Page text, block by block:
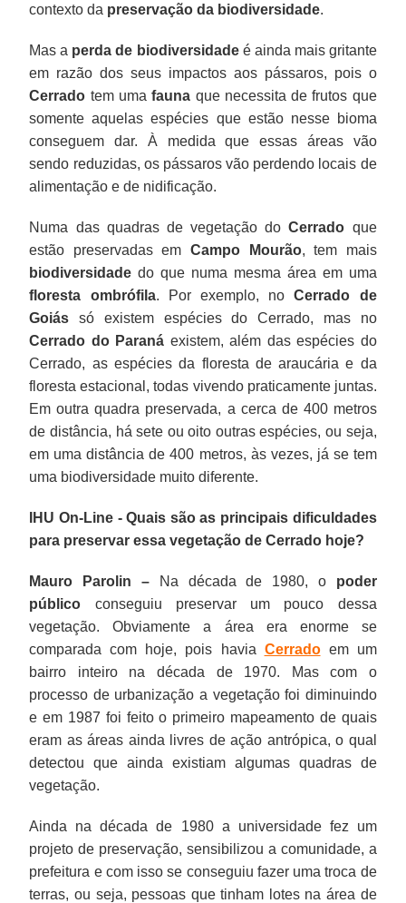
contexto da preservação da biodiversidade.
Mas a perda de biodiversidadeé ainda mais gritante
em razão dos seus impactos aos pássaros, pois o
Cerrado tem umafauna que necessita de frutos que
somente aquelas espécies que estão nesse bioma
conseguem dar. À medida que essas áreas vão
sendo reduzidas, os pássaros vão perdendo locais de
alimentação e de nidificação.
Numa das quadras de vegetação doCerrado que
estão preservadas em Campo Mourão, tem mais
biodiversidade do que numa mesma área em uma
floresta ombrófila. Por exemplo, noCerrado de
Goiás só existem espécies do Cerrado, mas no
Cerrado do Paraná existem, além das espécies do
Cerrado, as espécies da floresta de araucária e da
floresta estacional, todas vivendo praticamente juntas.
Em outra quadra preservada, a cerca de 400 metros
de distância, há sete ou oito outras espécies, ou seja,
em uma distância de 400 metros, às vezes, já se tem
uma biodiversidade muito diferente.
IHU On-Line - Quais são as principais dificuldades
para preservar essa vegetação de Cerrado hoje?
Mauro Parolin –Na década de 1980, o poder
público conseguiu preservar um pouco dessa
vegetação. Obviamente a área era enorme se
comparada com hoje, pois havia Cerradoem um
bairro inteiro na década de 1970. Mas com o
processo de urbanização a vegetação foi diminuindo
e em 1987 foi feito o primeiro mapeamento de quais
eram as áreas ainda livres de ação antrópica, o qual
detectou que ainda existiam algumas quadras de
vegetação.
Ainda na década de 1980 a universidade fez um
projeto de preservação, sensibilizou a comunidade, a
prefeitura e com isso se conseguiu fazer uma troca de
terras, ou seja, pessoas que tinham lotes na área de